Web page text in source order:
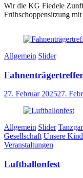
Wir die KG Fiedele
Frühschoppensitzung
Allgemein Slider
27. Februar 202527.
Allgemein Slider
Gesellschaft Unsere
Veranstaltungen
Luftballonfest